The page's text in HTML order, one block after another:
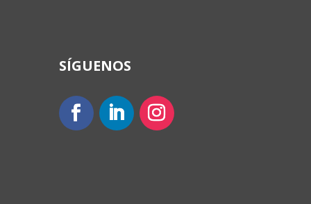
SÍGUENOS